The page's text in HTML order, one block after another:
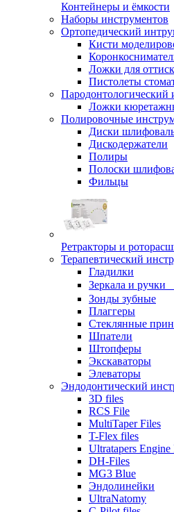
Контейнеры и ёмкости
Наборы инструментов
Ортопедический
Кисти
Ложки для
Пистолеты
Пародонтологический
Ложки
Полировочные
Диски
Дискодержатели
Полиры
Полоски
Фильцы
Ретракторы и
Терапевтический
Гладилки
Зеркала и ручки
Зонды зубные
Плаггеры
Стеклянные
Шпатели
Штопферы
Экскаваторы
Элеваторы
Эндодонтический
3D files
RCS File
MultiTaper Files
T-Flex files
Ultratapers Engine
DH-Files
MG3 Blue
Эндолинейки
UltraNatomy